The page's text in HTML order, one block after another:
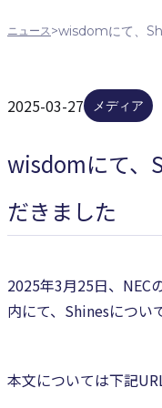
ニュース>wisdomにて、
2025-03-27 メディア
wisdomにて、
だきました
2025年3月25日、NEC
内にて、Shinesについ
本文については下記